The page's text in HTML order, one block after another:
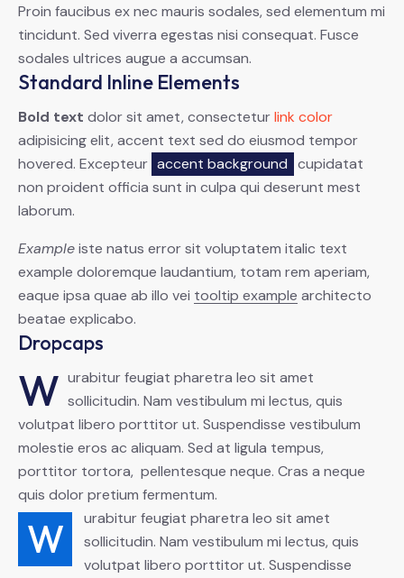
Proin faucibus ex nec mauris sodales, sed elementum mi
tincidunt. Sed viverra egestas nisi consequat. Fusce
sodales ultrices augue a accumsan.
Standard Inline Elements
Bold text dolor sit amet, consecteturlink color
adipisicing elit, accent text sed do eiusmod tempor
hovered. Excepteur accent background cupidatat
non proident officia sunt in culpa qui deserunt mest
laborum.
Exampleiste natus error sit voluptatem italic text
example doloremque laudantium, totam rem aperiam,
eaque ipsa quae ab illo vei tooltip example architecto
beatae explicabo.
Dropcaps
W urabitur feugiat pharetra leo sit amet
sollicitudin. Nam vestibulum mi lectus, quis
volutpat libero porttitor ut. Suspendisse vestibulum
molestie eros ac aliquam. Sed at ligula tempus,
porttitor tortora, pellentesque neque. Cras a neque
quis dolor pretium fermentum.
W
urabitur feugiat pharetra leo sit amet
sollicitudin. Nam vestibulum mi lectus, quis
volutpat libero porttitor ut. Suspendisse